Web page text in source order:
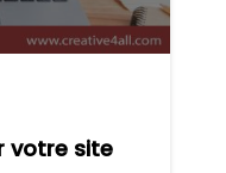
votre site